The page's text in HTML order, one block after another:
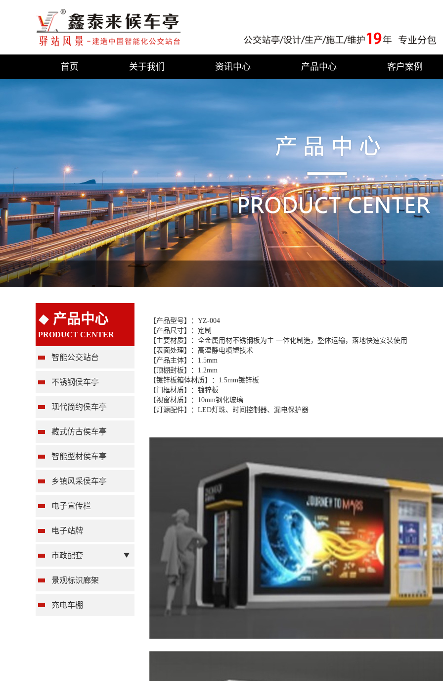
首页 关于我们 资讯中心 产品中心 客户案例
产品中心
PRODUCT CENTER
智能公交站台
不锈钢侯车亭
现代简约侯车亭
藏式仿古侯车亭
智能型材侯车亭
乡镇风采侯车亭
电子宣传栏
电子站牌
市政配套
景观标识廊架
充电车棚
【产品型号】：YZ-004
【产品尺寸】：定制
【主要材质】：全金属用材不锈钢板为主 一体化制造，整体运输，落地快速安装使用
【表面处理】：高温静电喷塑技术
【产品主体】：1.5mm
【顶棚封板】：1.2mm
【镀锌板箱体材质】：1.5mm镀锌板
【门框材质】：镀锌板
【视窗材质】：10mm钢化玻璃
【灯源配件】：LED灯珠、时间控制器、漏电保护器